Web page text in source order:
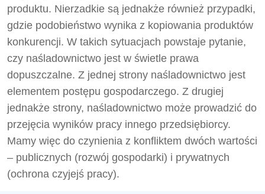
produktu. Nierzadkie są jednakże również przypadki,
gdzie podobieństwo wynika z kopiowania produktów
konkurencji. W takich sytuacjach powstaje pytanie,
czy naśladownictwo jest w świetle prawa
dopuszczalne. Z jednej strony naśladownictwo jest
elementem postępu gospodarczego. Z drugiej
jednakże strony, naśladownictwo może prowadzić do
przejęcia wyników pracy innego przedsiębiorcy.
Mamy więc do czynienia z konfliktem dwóch wartości
– publicznych (rozwój gospodarki) i prywatnych
(ochrona czyjejś pracy).